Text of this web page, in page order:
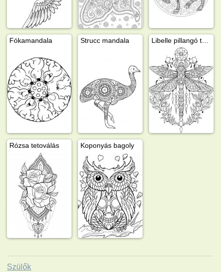
Fókamandala Strucc mandala
Rózsa tetoválás Koponyás bagoly
Szülők